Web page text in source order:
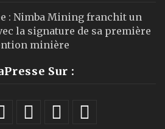
: Nimba Mining franchit un
la signature de sa première
minière
Sur :